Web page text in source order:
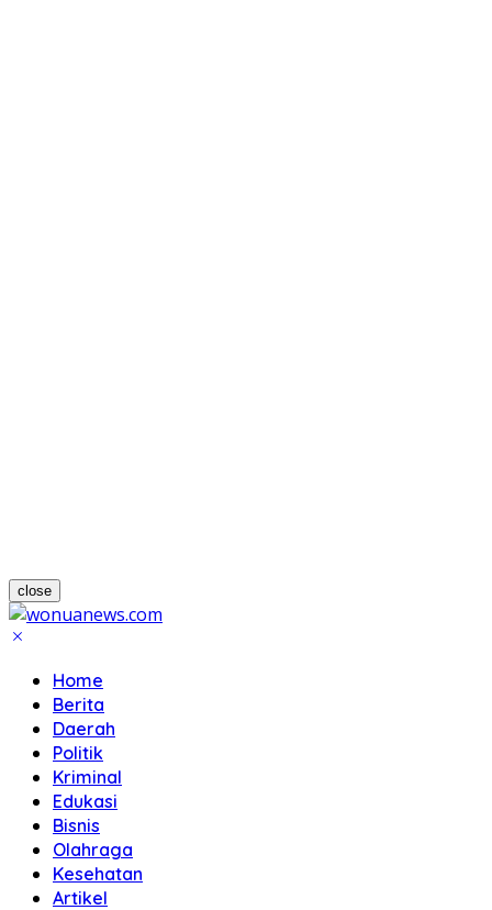
close
Home
Berita
Daerah
Politik
Kriminal
Edukasi
Bisnis
Olahraga
Kesehatan
Artikel